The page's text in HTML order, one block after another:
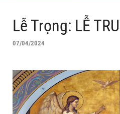
Lễ Trọng: LỄ
07/04/2024